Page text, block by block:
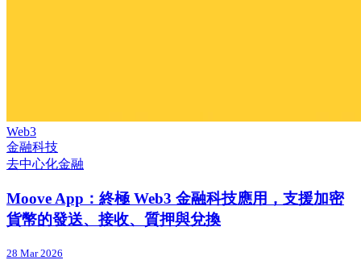
Web3
金融科技
去中心化金融
Moove App：終極 Web3 金融科技應用，支援加密
貨幣的發送、接收、質押與兌換
28 Mar 2026